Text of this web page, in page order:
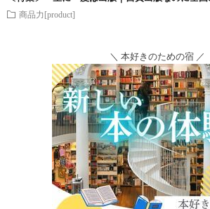
商品力[product]
＼ 本好きのための宿 ／